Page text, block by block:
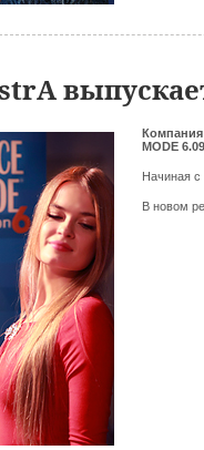
MODE 6.09
Начиная с
В новом